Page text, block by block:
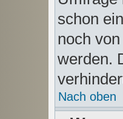
schon
noch
werden.
Nach oben